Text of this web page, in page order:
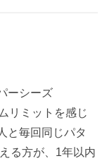
ーシーズ
リミットを感じ
と毎回同じパタ
る方が、1年以内